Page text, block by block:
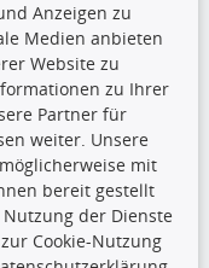
Daten,
gesamte Datenbank,
werden. Es ist zu
Datenbank ohne
Anzeigen zu
Medien anbieten
Website zu
zu Ihrer
Partner für
weiter. Unsere
mit
bereit gestellt
der Dienste
Cookie-Nutzung